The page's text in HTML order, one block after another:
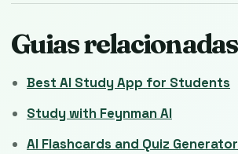
Guias relacionadas
Best AI Study App for Students
Study with Feynman AI
AI Flashcards and Quiz Generator